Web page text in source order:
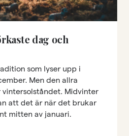
dag och
som lyser upp i
Men den allra
vintersolståndet. Midvinter
att det är när det brukar
mitten av januari.